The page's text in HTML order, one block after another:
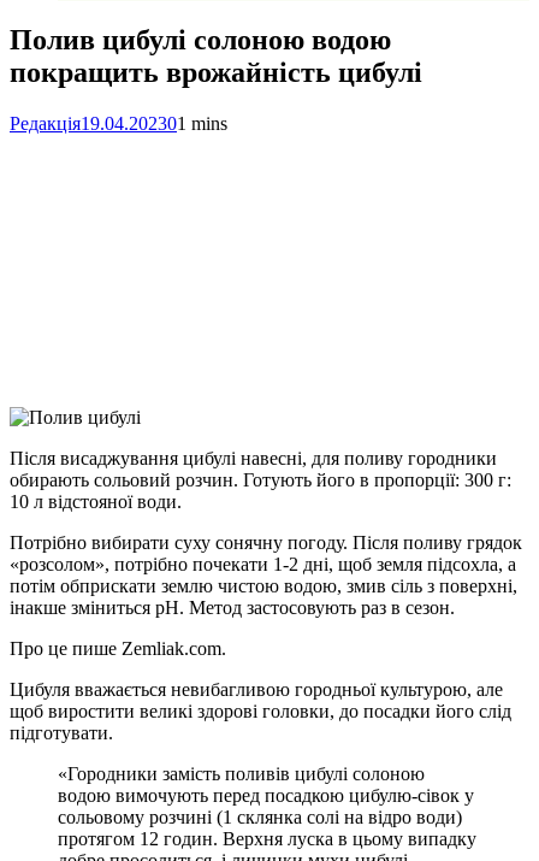
Полив цибулі солоною водою
покращить врожайність цибулі
Редакція19.04.202301 mins
Link
Print
Після висаджування цибулі навесні, для поливу городники
обирають сольовий розчин. Готують його в пропорції: 300 г:
10 л відстояної води.
Потрібно вибирати суху сонячну погоду. Після поливу грядок
«розсолом», потрібно почекати 1-2 дні, щоб земля підсохла, а
потім обприскати землю чистою водою, змив сіль з поверхні,
інакше зміниться рН. Метод застосовують раз в сезон.
Про це пише Zemliak.com.
Цибуля вважається невибагливою городньої культурою, але
щоб виростити великі здорові головки, до посадки його слід
підготувати.
«Городники замість поливів цибулі солоною
водою вимочують перед посадкою цибулю-сівок у
сольовому розчині (1 склянка солі на відро води)
протягом 12 годин. Верхня луска в цьому випадку